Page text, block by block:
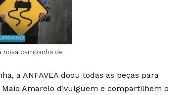
nova campanha de
a ANFAVEA doou todas as peças para
Amarelo divulguem e compartilhem o